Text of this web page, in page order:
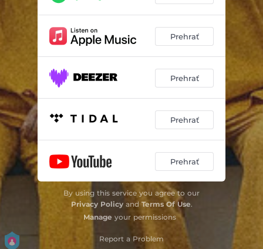
Ver Mi - Lipi Remix 01:57
Horúčka 04:54
RED FLAG 03:00
02:15
03:02
02:53
Prehrať
Prehrať
Prehrať
Prehrať
By using this service you agree to our
Privacy Policyand Terms Of Use.
Manage your permissions
Report a Problem